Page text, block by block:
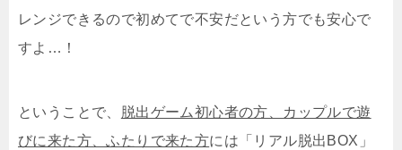
レンジできるので初めてで不安だという方でも安心で
すよ…！
ということで、 脱出ゲーム初心者の方、カップルで遊
びに来た方、ふたりで来た方には「リアル脱出BOX」